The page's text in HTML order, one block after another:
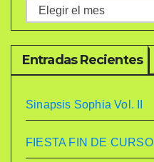
Entradas
por
Entradas Recientes
Sinapsis Sophia Vol. II
FIESTA FIN DE CURSO